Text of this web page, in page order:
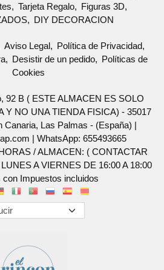
Tarjeta Regalo
Figuras 3D
DIY DECORACION
Aviso Legal
Política de Privacidad
Desistir de un pedido
Políticas de
Cookies
92 B ( ESTE ALMACEN ES SOLO
Y NO UNA TIENDA FISICA) - 35017
Canaria, Las Palmas - (España) |
| WhatsApp: 655493665
/ ALMACEN: ( CONTACTAR
A VIERNES DE 16:00 A 18:00
con Impuestos incluidos